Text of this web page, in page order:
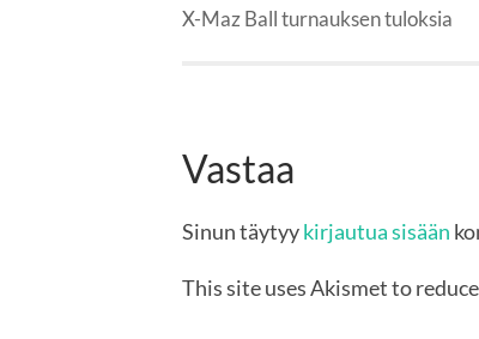
X-Maz Ball turnauksen tuloksia
Vastaa
Sinun täytyykirjautua sisään
This site uses Akismet to